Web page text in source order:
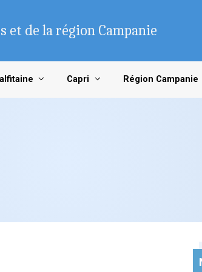
et de la région Campanie
Capri Région Campanie